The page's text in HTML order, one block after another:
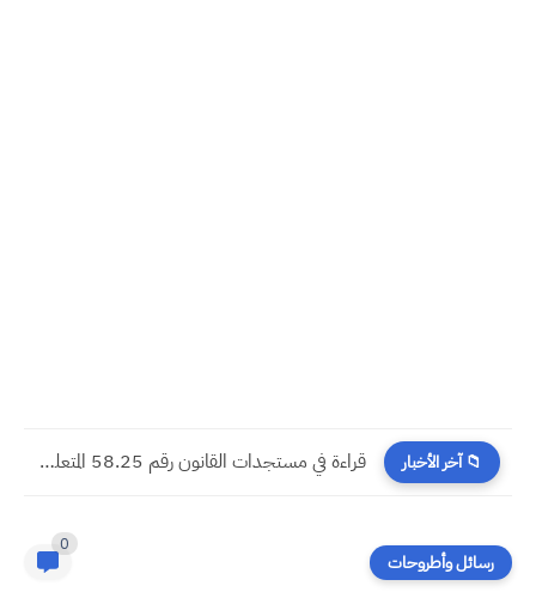
📁 آخر الأخبار ​قراءة في مستجدات القانون رقم 58.25 المتعلق بالمسطرة المدنية
رسائل وأطروحات